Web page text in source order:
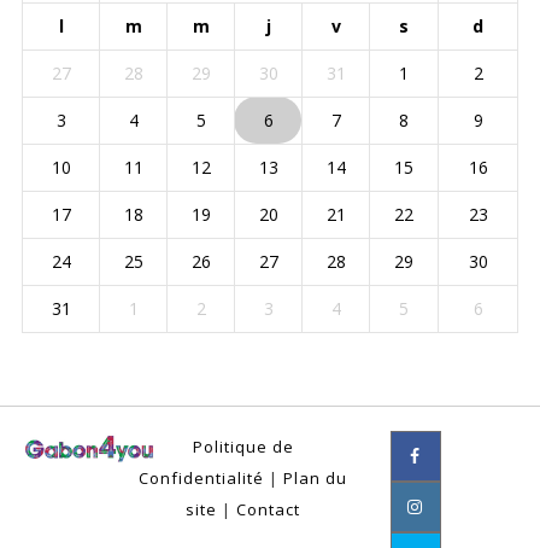
l m m j v s d
27 28 29 30 31 1 2
3 4 5 6 7 8 9
10 11 12 13 14 15 16
17 18 19 20 21 22 23
24 25 26 27 28 29 30
31 1 2 3 4 5 6
Politique de
Confidentialité | Plan du
site | Contact